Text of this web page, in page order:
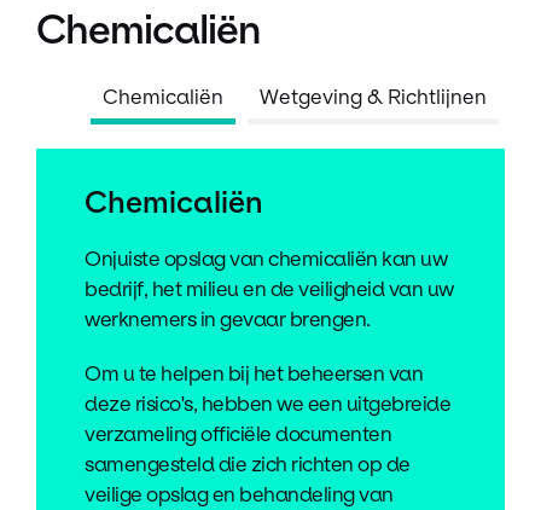
Chemicaliën
Chemicaliën Wetgeving & Richtlijnen
Chemicaliën
Onjuiste opslag van chemicaliën kan uw
bedrijf, het milieu en de veiligheid van uw
werknemers in gevaar brengen.
Om u te helpen bij het beheersen van
deze risico's, hebben we een uitgebreide
verzameling officiële documenten
samengesteld die zich richten op de
veilige opslag en behandeling van